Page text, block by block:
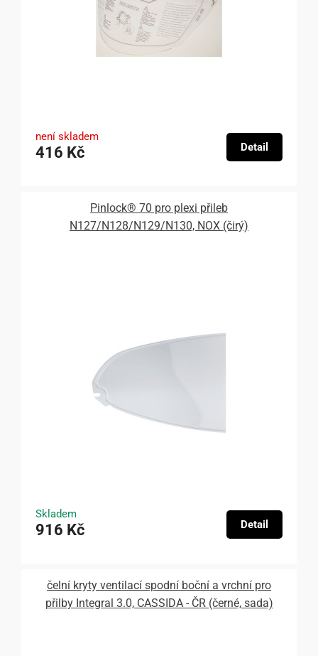
není skladem
416 Kč Detail
Pinlock® 70 pro plexi přileb
N127/N128/N129/N130, NOX (čirý)
Skladem
916 Kč Detail
čelní kryty ventilací spodní boční a vrchní pro
přilby Integral 3.0, CASSIDA - ČR (černé, sada)